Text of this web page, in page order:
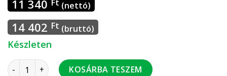
11 340 Ft (nettó)
14 402 Ft (bruttó)
Készleten
Sanit szagelszívó készlet mennyiség
KOSÁRBA TESZEM